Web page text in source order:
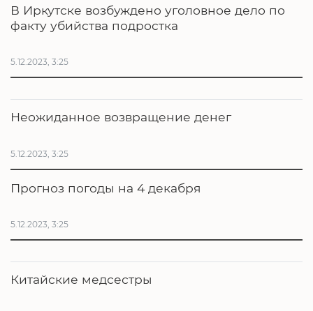
В Иркутске возбуждено уголовное дело по
факту убийства подростка
5.12.2023, 3:25
Неожиданное возвращение денег
5.12.2023, 3:25
Прогноз погоды на 4 декабря
5.12.2023, 3:25
Китайские медсестры